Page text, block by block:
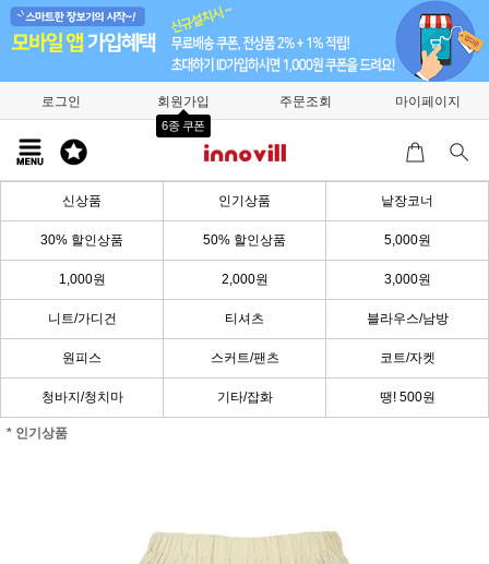
로그인 회원가입
6종 쿠폰
주문조회 마이페이지
신상품 인기상품 낱장코너
30% 할인상품 50% 할인상품 5,000원
1,000원 2,000원 3,000원
니트/가디건 티셔츠 블라우스/남방
원피스 스커트/팬츠 코트/자켓
청바지/청치마 기타/잡화 땡! 500원
* 인기상품